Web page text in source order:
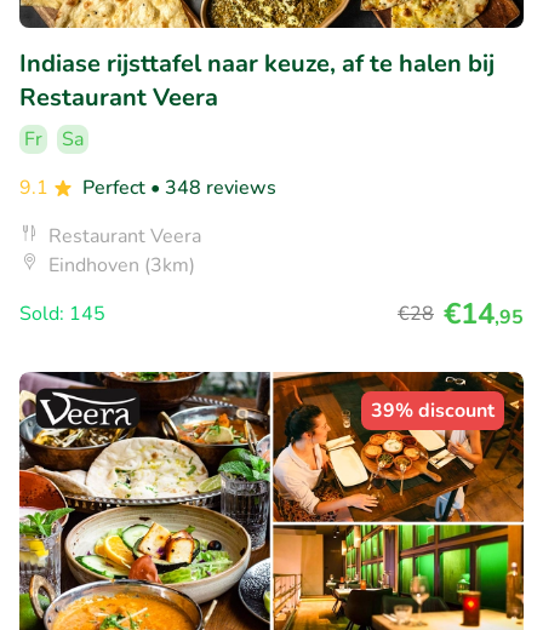
Indiase rijsttafel naar keuze, af te halen bij
Restaurant Veera
Fr
Sa
9.1
Perfect • 348 reviews
Restaurant Veera
Eindhoven (3km)
Sold: 145
€28 €14,95
39% discount